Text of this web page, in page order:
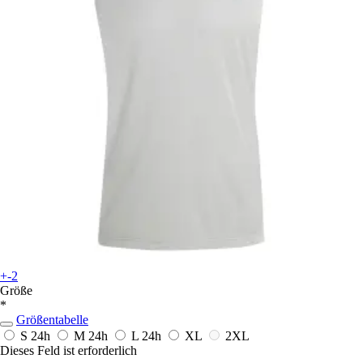
+-2
Größe
*
Größentabelle
S 24h M 24h L 24h XL
2XL
Dieses Feld ist erforderlich